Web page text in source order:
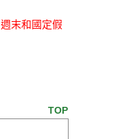
週末和國定假
TOP